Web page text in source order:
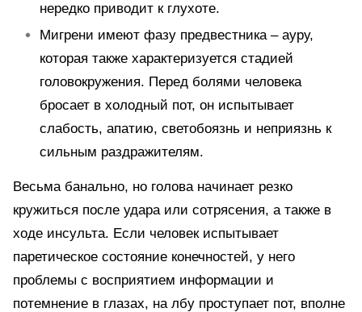
нередко приводит к глухоте.
Мигрени имеют фазу предвестника – ауру,
которая также характеризуется стадией
головокружения. Перед болями человека
бросает в холодный пот, он испытывает
слабость, апатию, светобоязнь и неприязнь к
сильным раздражителям.
Весьма банально, но голова начинает резко
кружиться после удара или сотрясения, а также в
ходе инсульта. Если человек испытывает
паретическое состояние конечностей, у него
проблемы с восприятием информации и
потемнение в глазах, на лбу проступает пот, вполне